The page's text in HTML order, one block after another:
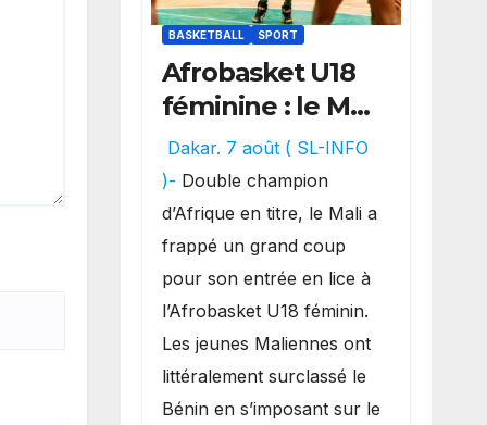
BASKETBALL SPORT
Afrobasket U18
féminine : le Mali
réalise un
véritable festival
offensif et
inflige une
lourde défaite
au Bénin.
Dakar. 7 août ( SL-INFO
)- Double champion
d’Afrique en titre, le Mali a
frappé un grand coup
pour son entrée en lice à
l’Afrobasket U18 féminin.
Les jeunes Maliennes ont
littéralement surclassé le
Bénin en s’imposant sur le